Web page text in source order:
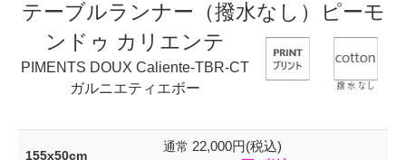
テーブルランナー（撥水なし）ピーモ
ンドゥ カリエンテ
PIMENTS DOUX Caliente-TBR-CT
ガルニエティエボー
155x50cm
通常 22,000円(税込)